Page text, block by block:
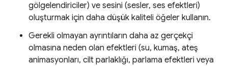
gölgelendiriciler) ve sesini (sesler, ses efektleri)
oluşturmak için daha düşük kaliteli öğeler kullanın.
Gerekli olmayan ayrıntıların daha az gerçekçi
olmasına neden olan efektleri (su, kumaş, ateş
animasyonları, cilt parlaklığı, parlama efektleri veya